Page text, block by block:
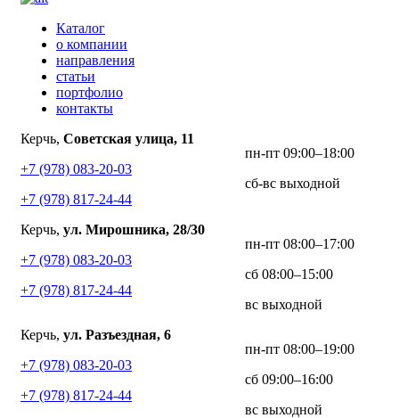
Каталог
о компании
направления
статьи
портфолио
контакты
Керчь, Советская улица, 11
+7 (978) 083-20-03
+7 (978) 817-24-44
пн-пт 09:00–18:00
сб-вс выходной
Керчь, ул. Мирошника, 28/30
+7 (978) 083-20-03
+7 (978) 817-24-44
пн-пт 08:00–17:00
сб 08:00–15:00
вс выходной
Керчь, ул. Разъездная, 6
+7 (978) 083-20-03
+7 (978) 817-24-44
пн-пт 08:00–19:00
сб 09:00–16:00
вс выходной